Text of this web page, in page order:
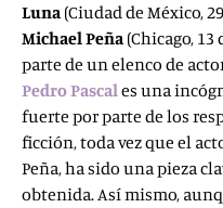
Luna (Ciudad de México,
Michael Peña (Chicago,
parte de un elenco de
Pedro Pascales una
fuerte por parte de los
ficción, toda vez que el
Peña, ha sido una pieza
obtenida. Así mismo,